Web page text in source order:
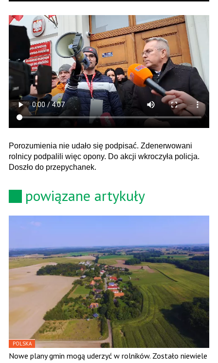
Porozumienia nie udało się podpisać. Zdenerwowani
rolnicy podpalili więc opony. Do akcji wkroczyła policja.
Doszło do przepychanek.
powiązane artykuły
POLSKA
Nowe plany gmin mogą uderzyć w rolników. Zostało niewiele